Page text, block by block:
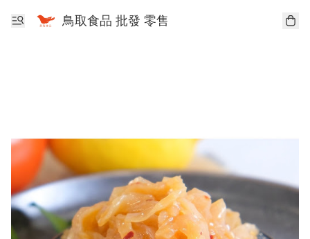
鳥取食品 批發 零售